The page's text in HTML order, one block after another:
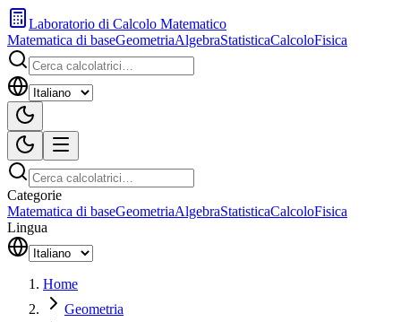
Laboratorio di Calcolo Matematico
Matematica di baseGeometriaAlgebraStatisticaCalcoloFisica
Categorie
Matematica di baseGeometriaAlgebraStatisticaCalcoloFisica
Lingua
Home
Geometria